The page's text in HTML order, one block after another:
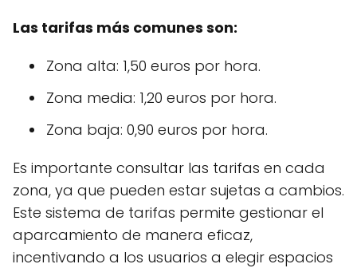
Las tarifas más comunes son:
Zona alta: 1,50 euros por hora.
Zona media: 1,20 euros por hora.
Zona baja: 0,90 euros por hora.
Es importante consultar las tarifas en cada
zona, ya que pueden estar sujetas a cambios.
Este sistema de tarifas permite gestionar el
aparcamiento de manera eficaz,
incentivando a los usuarios a elegir espacios